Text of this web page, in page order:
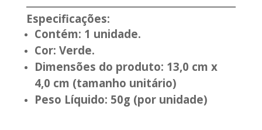
Especificações:
Contém: 1 unidade.
Cor: Verde.
Dimensões do produto: 13,0 cm x
4,0 cm (tamanho unitário)
Peso Líquido: 50g (por unidade)